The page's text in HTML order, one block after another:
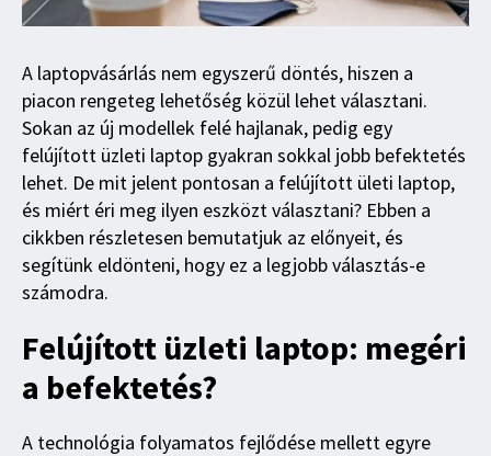
A laptopvásárlás nem egyszerű döntés, hiszen a
piacon rengeteg lehetőség közül lehet választani.
Sokan az új modellek felé hajlanak, pedig egy
felújított üzleti laptop gyakran sokkal jobb befektetés
lehet. De mit jelent pontosan a felújított ületi laptop,
és miért éri meg ilyen eszközt választani? Ebben a
cikkben részletesen bemutatjuk az előnyeit, és
segítünk eldönteni, hogy ez a legjobb választás-e
számodra.
Felújított üzleti laptop: megéri
a befektetés?
A technológia folyamatos fejlődése mellett egyre